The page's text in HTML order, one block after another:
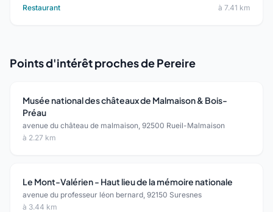
Restaurant à 7.41 km
Points d'intérêt proches de Pereire
Musée national des châteaux de Malmaison & Bois-
Préau
avenue du château de malmaison, 92500 Rueil-Malmaison
à 2.27 km
Le Mont-Valérien - Haut lieu de la mémoire nationale
avenue du professeur léon bernard, 92150 Suresnes
à 3.44 km